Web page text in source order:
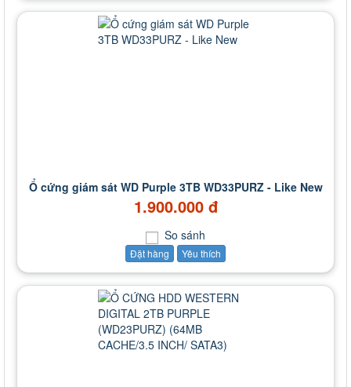
Ổ cứng giám sát WD Purple 3TB WD33PURZ - Like New
1.900.000 đ
So sánh
Đặt hàng Yêu thích